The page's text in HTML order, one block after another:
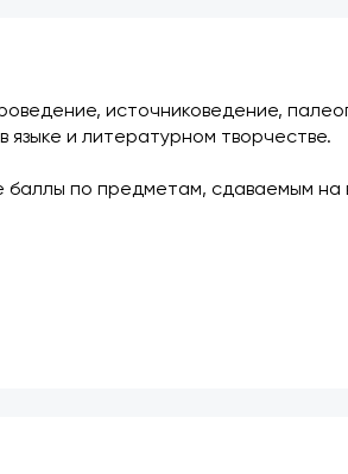
источниковедение,
языке и литературном творчестве.
по предметам, сдаваемым на